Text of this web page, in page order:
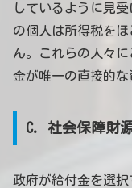
しているように見
の個人は所得税を
ん。これらの人々
金が唯一の直接的な
C. 社会保障財
政府が給付金を選